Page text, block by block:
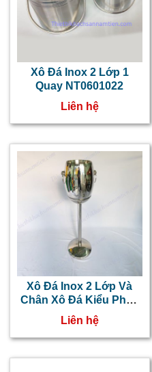
Xô Đá Inox 2 Lớp 1
Quay NT0601022
Liên hệ
Xô Đá Inox 2 Lớp Và
Chân Xô Đá Kiểu Pháp
Ướp Rượu Champagne
NT0601018
Liên hệ